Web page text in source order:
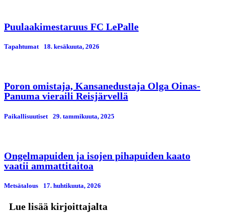
Puulaakimestaruus FC LePalle
Tapahtumat 18. kesäkuuta, 2026
Poron omistaja, Kansanedustaja Olga Oinas-
Panuma vieraili Reisjärvellä
Paikallisuutiset 29. tammikuuta, 2025
Ongelmapuiden ja isojen pihapuiden kaato
vaatii ammattitaitoa
Metsätalous 17. huhtikuuta, 2026
Lue lisää kirjoittajalta